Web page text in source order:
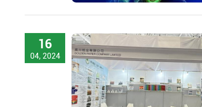
16
04, 2024